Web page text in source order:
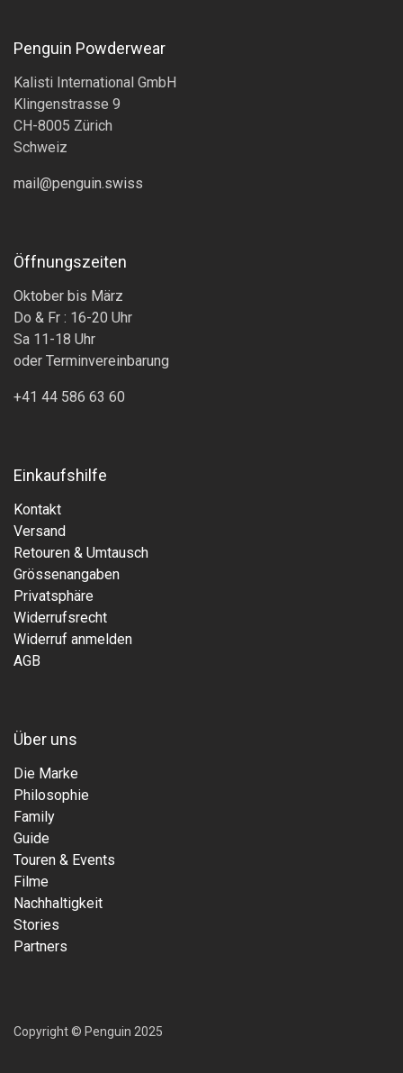
Penguin Powderwear
Kalisti International GmbH
Klingenstrasse 9
CH-8005 Zürich
Schweiz
mail@penguin.swiss
Öffnungszeiten
Oktober bis März
Do & Fr : 16-20 Uhr
Sa 11-18 Uhr
oder Terminvereinbarung
+41 44 586 63 60
Einkaufshilfe
Kontakt
Versand
Retouren & Umtausch
Grössenangaben
Privatsphäre
Widerrufsrecht
Widerruf anmelden
AGB
Über uns
Die Marke
Philosophie
Family
Guide
Touren & Events
Filme
Nachhaltigkeit
Stories
Partners
Copyright © Penguin 2025